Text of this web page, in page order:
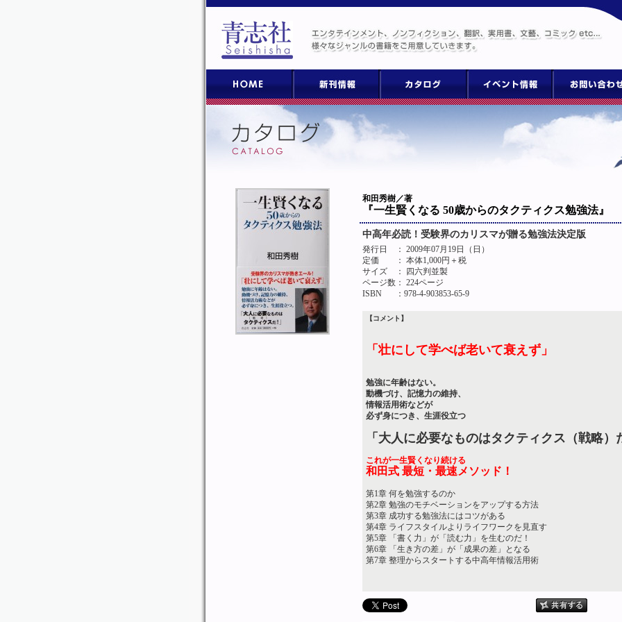
和田秀樹／著
『一生賢くなる 50歳からのタクティクス勉強法』
中高年必読！受験界のカリスマが贈る勉強法決定版
発行日
： 2009年07月19日（日）
定価
： 本体1,000円＋税
サイズ
： 四六判並製
ページ数： 224ページ
ISBN
：978-4-903853-65-9
【コメント】
「壮にして学べば老いて衰えず」
勉強に年齢はない。
動機づけ、記憶力の維持、
情報活用術などが
必ず身につき、生涯役立つ
「大人に必要なものはタクティクス（戦略）
これが一生賢くなり続ける
和田式 最短・最速メソッド！
第1章 何を勉強するのか
第2章 勉強のモチベーションをアップする方法
第3章 成功する勉強法にはコツがある
第4章 ライフスタイルよりライフワークを見直す
第5章 「書く力」が「読む力」を生むのだ！
第6章 「生き方の差」が「成果の差」となる
第7章 整理からスタートする中高年情報活用術